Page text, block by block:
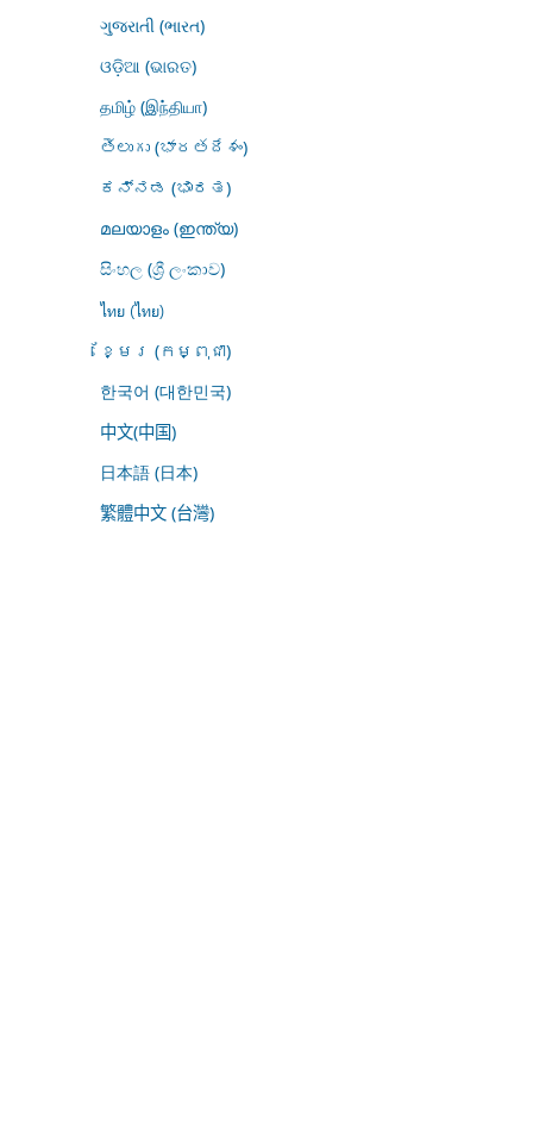
ગુજરાતી (ભારત)
ଓଡ଼ିଆ (ଭାରତ)
தமிழ் (இந்தியா)
తెలుగు (భారతదేశం)
ಕನ್ನಡ (ಭಾರತ)
മലയാളം (ഇന്ത്യ)
සිංහල (ශ්‍රී ලංකාව)
ไทย (ไทย)
ខ្មែរ (កម្ពុជា)
한국어 (대한민국)
中文(中国)
日本語 (日本)
繁體中文 (台灣)